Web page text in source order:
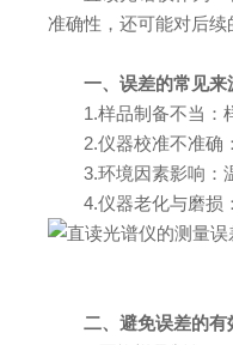
准确性，还可能对后
一、误差的常见来
1.样品制备不当：样
2.仪器校准不准确：
3.环境因素影响：温
4.仪器老化与磨损：
二、避免误差的有